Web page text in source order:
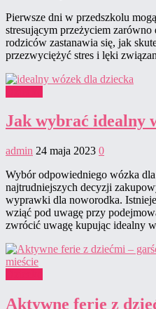
Pierwsze dni w przedszkolu
stresującym przeżyciem
rodziców zastanawia się, jak
przezwyciężyć stres i lęki
Jak wybrać idealny
admin 24 maja 2023 0
Wybór odpowiedniego wózka
najtrudniejszych decyzji
wyprawki dla noworodka.
wziąć pod uwagę przy
zwrócić uwagę kupując idealny
Aktywne ferie z